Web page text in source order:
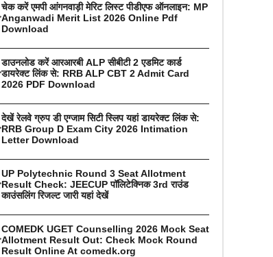
चेक करें एमपी आंगनवाड़ी मेरिट लिस्ट पीडीएफ ऑनलाइन: MP
Anganwadi Merit List 2026 Online Pdf
Download
डाउनलोड करें आरआरबी ALP सीबीटी 2 एडमिट कार्ड
डायरेक्ट लिंक से: RRB ALP CBT 2 Admit Card
2026 PDF Download
देखें रेलवे ग्रुप डी एग्जाम सिटी स्लिप यहां डायरेक्ट लिंक से:
RRB Group D Exam City 2026 Intimation
Letter Download
UP Polytechnic Round 3 Seat Allotment
Result Check: JEECUP पॉलिटेक्निक 3rd राउंड
काउंसलिंग रिजल्ट जारी यहां देखें
COMEDK UGET Counselling 2026 Mock Seat
Allotment Result Out: Check Mock Round
Result Online At comedk.org